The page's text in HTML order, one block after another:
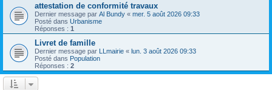
attestation de conformité travaux
Dernier message par Al Bundy « mer. 5 août 2026 09:33
Posté dans Urbanisme
Réponses : 1
Livret de famille
Dernier message par LLmairie « lun. 3 août 2026 09:33
Posté dans Population
Réponses : 2